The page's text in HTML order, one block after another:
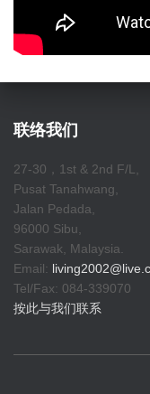
联络我们
27-30，1st & 2nd F/L,
Pusat Tanahwang,
Jalan Pedada,
96000 Sibu,
Sarawak, Malaysia.
Email:
Tel/Fax: 084-339070
按此与我们联系